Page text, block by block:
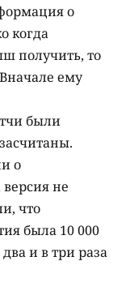
о
когда
получить, то
ему
были
о
не
что
была 10 000
и в три раза